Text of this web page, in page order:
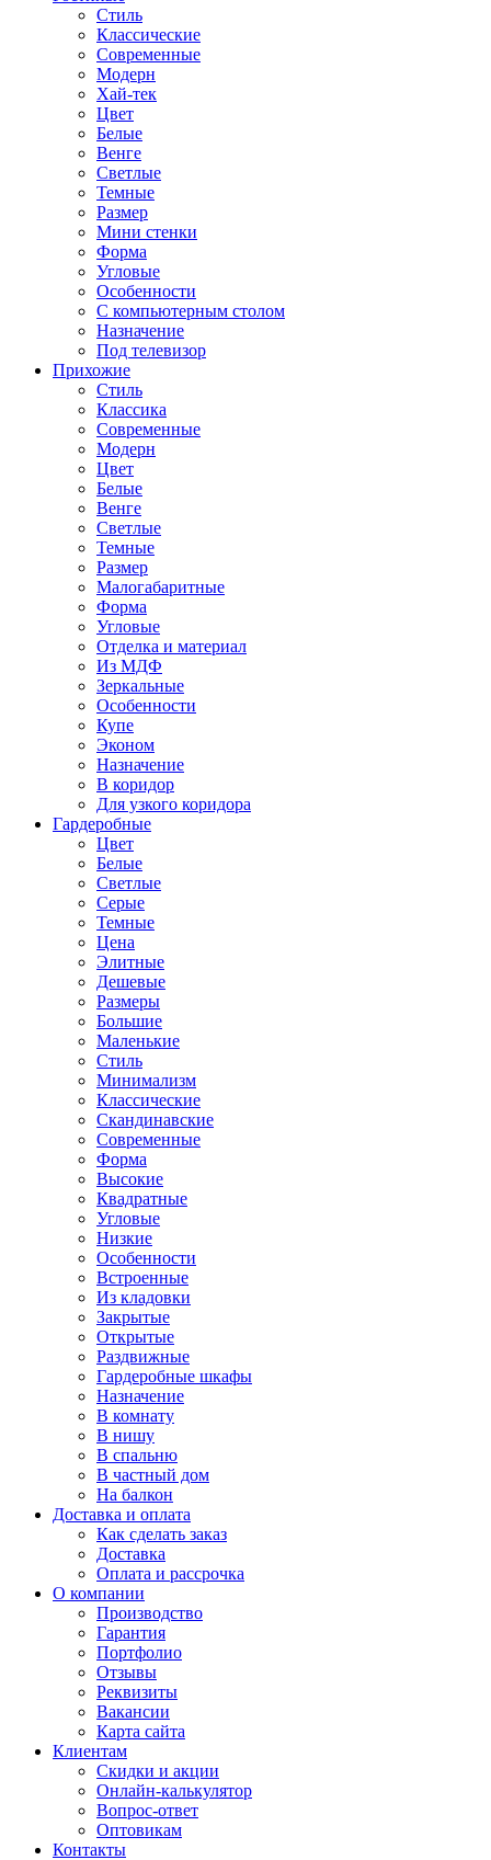
Стиль
Классические
Современные
Модерн
Хай-тек
Цвет
Белые
Венге
Светлые
Темные
Размер
Мини стенки
Форма
Угловые
Особенности
С компьютерным столом
Назначение
Под телевизор
Прихожие
Стиль
Классика
Современные
Модерн
Цвет
Белые
Венге
Светлые
Темные
Размер
Малогабаритные
Форма
Угловые
Отделка и материал
Из МДФ
Зеркальные
Особенности
Купе
Эконом
Назначение
В коридор
Для узкого коридора
Гардеробные
Цвет
Белые
Светлые
Серые
Темные
Цена
Элитные
Дешевые
Размеры
Большие
Маленькие
Стиль
Минимализм
Классические
Скандинавские
Современные
Форма
Высокие
Квадратные
Угловые
Низкие
Особенности
Встроенные
Из кладовки
Закрытые
Открытые
Раздвижные
Гардеробные шкафы
Назначение
В комнату
В нишу
В спальню
В частный дом
На балкон
Доставка и оплата
Как сделать заказ
Доставка
Оплата и рассрочка
О компании
Производство
Гарантия
Портфолио
Отзывы
Реквизиты
Вакансии
Карта сайта
Клиентам
Скидки и акции
Онлайн-калькулятор
Вопрос-ответ
Оптовикам
Контакты